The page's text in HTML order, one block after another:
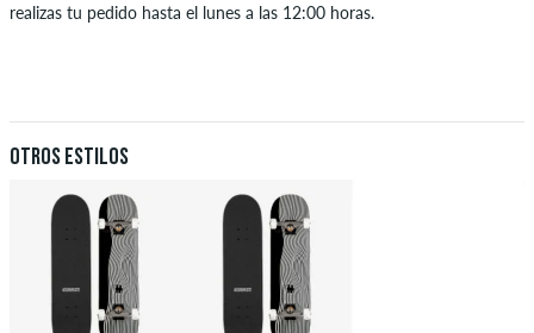
realizas tu pedido hasta el lunes a las 12:00 horas.
Otros estilos